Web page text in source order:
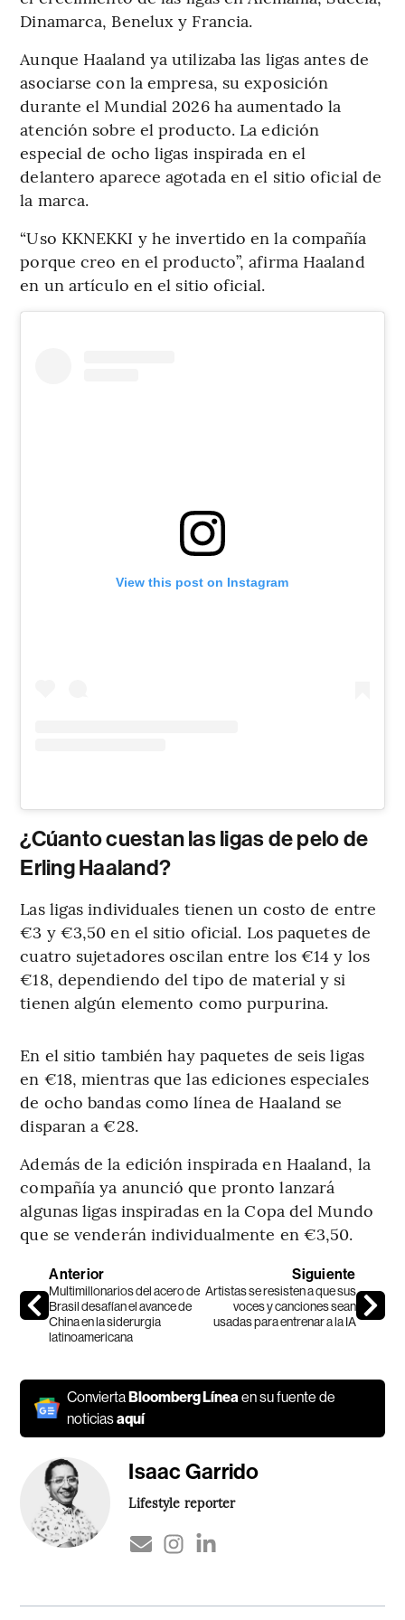
Dinamarca, Benelux y Francia.
Aunque Haaland ya utilizaba las ligas antes de
asociarse con la empresa, su exposición
durante el Mundial 2026 ha aumentado la
atención sobre el producto. La edición
especial de ocho ligas inspirada en el
delantero aparece agotada en el sitio oficial de
la marca.
“Uso KKNEKKI y he invertido en la compañía
porque creo en el producto”, afirma Haaland
en un artículo en el sitio oficial.
View this post on Instagram
¿Cúanto cuestan las ligas de pelo de
Erling Haaland?
Las ligas individuales tienen un costo de entre
€3 y €3,50 en el sitio oficial. Los paquetes de
cuatro sujetadores oscilan entre los €14 y los
€18, dependiendo del tipo de material y si
tienen algún elemento como purpurina.
En el sitio también hay paquetes de seis ligas
en €18, mientras que las ediciones especiales
de ocho bandas como línea de Haaland se
disparan a €28.
Además de la edición inspirada en Haaland, la
compañía ya anunció que pronto lanzará
algunas ligas inspiradas en la Copa del Mundo
que se venderán individualmente en €3,50.
Anterior
Multimillonarios del acero de
Brasil desafían el avance de
China en la siderurgia
latinoamericana
Siguiente
Artistas se resisten a que sus
voces y canciones sean
usadas para entrenar a la IA
ConviertaBloomberg Línea en su fuente de
noticiasaquí
Isaac Garrido
Lifestyle reporter